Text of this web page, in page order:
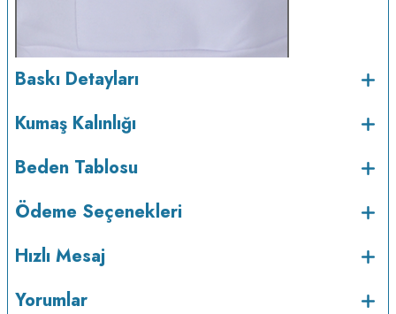
Baskı Detayları
Kumaş Kalınlığı
Beden Tablosu
Ödeme Seçenekleri
Hızlı Mesaj
Yorumlar